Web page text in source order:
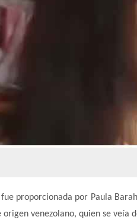
proporcionada por Paula
origen venezolano, quien se veía